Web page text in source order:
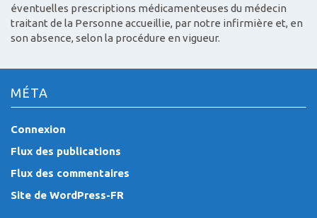
éventuelles prescriptions médicamenteuses du médecin
traitant de la Personne accueillie, par notre infirmière et, en
son absence, selon la procédure en vigueur.
MÉTA
Connexion
Flux des publications
Flux des commentaires
Site de WordPress-FR